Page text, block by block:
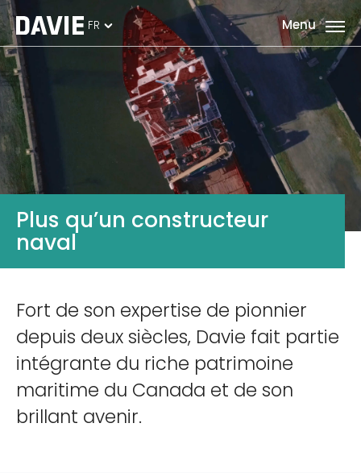
FR
Plus qu’un constructeur
naval
Fort de son expertise de pionnier
depuis deux siècles, Davie fait partie
intégrante du riche patrimoine
maritime du Canada et de son
brillant avenir.